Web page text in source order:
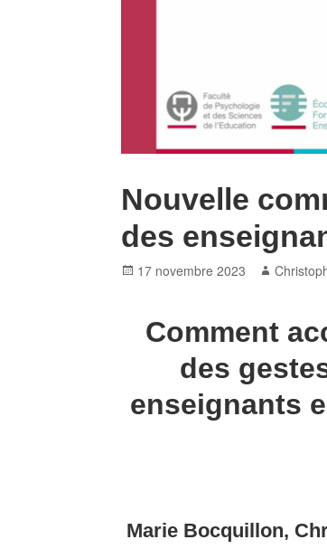
Nouvelle
des
Posted
17 novembre 2023 Author
Comment
des
enseignants
Marie Bocquillon,